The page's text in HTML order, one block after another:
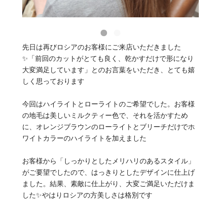
先日は再びロシアのお客様にご来店いただきました
✨「前回のカットがとても良く、乾かすだけで形になり
大変満足しています」とのお言葉をいただき、とても嬉
しく思っております
今回はハイライトとローライトのご希望でした。お客様
の地毛は美しいミルクティー色で、それを活かすため
に、オレンジブラウンのローライトとブリーチだけでホ
ワイトカラーのハイライトを加えました
お客様から「しっかりとしたメリハリのあるスタイル」
がご要望でしたので、はっきりとしたデザインに仕上げ
ました。結果、素敵に仕上がり、大変ご満足いただけま
した✨やはりロシアの方美しさは格別です